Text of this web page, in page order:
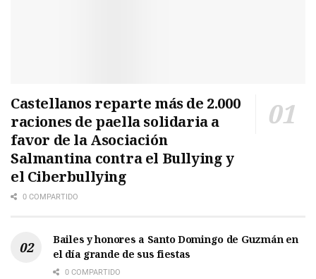
Castellanos reparte más de 2.000
raciones de paella solidaria a
favor de la Asociación
Salmantina contra el Bullying y
el Ciberbullying
0 COMPARTIDO
Bailes y honores a Santo Domingo de Guzmán en
el día grande de sus fiestas
0 COMPARTIDO